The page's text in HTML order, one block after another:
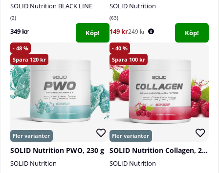
SOLID Nutrition BLACK LINE
2
349 kr Köp!
SOLID Nutrition
63
149 kr249 kr Köp!
48
120
SOLID Nutrition PWO, 230 g
SOLID Nutrition
40
100
SOLID Nutrition Collagen, 230 g
SOLID Nutrition